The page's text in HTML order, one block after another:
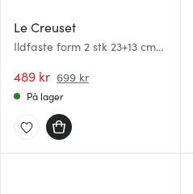
Le Creuset
Ildfaste form 2 stk 23+13 cm
489 kr 699 kr
På lager